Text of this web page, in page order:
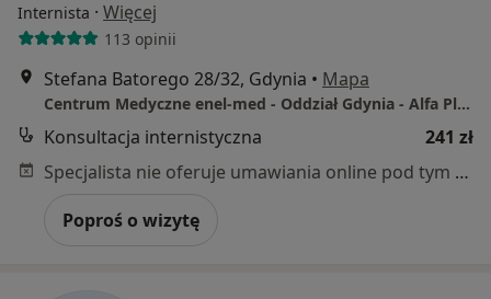
Internista · Więcej
113 opinii
Stefana Batorego 28/32, Gdynia • Mapa
Centrum Medyczne enel-med - Oddział Gdynia - Alfa Plaza
Konsultacja internistyczna
241 zł
Specjalista nie oferuje umawiania online pod tym adresem.
Poproś o wizytę